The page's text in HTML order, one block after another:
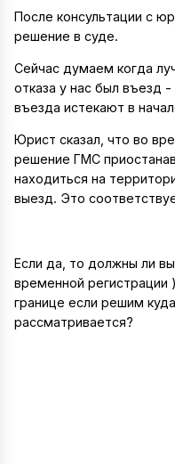
После консультации с
решение в суде.
Сейчас думаем когда
отказа у нас был въезд
въезда истекают в
Юрист сказал, что во
решение ГМС
находиться на
выезд. Это
Если да, то должны ли
временной
границе если решим
рассматривается?